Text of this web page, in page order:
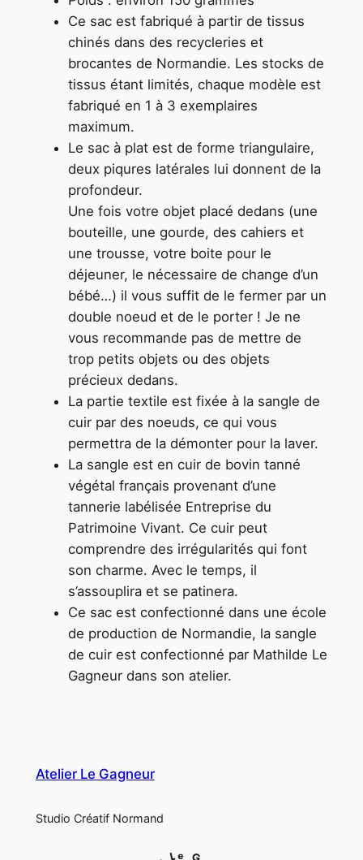
Ce sac est fabriqué à partir de tissus
chinés dans des recycleries et
brocantes de Normandie. Les stocks de
tissus étant limités, chaque modèle est
fabriqué en 1 à 3 exemplaires
maximum.
Le sac à plat est de forme triangulaire,
deux piqures latérales lui donnent de la
profondeur.
Une fois votre objet placé dedans (une
bouteille, une gourde, des cahiers et
une trousse, votre boite pour le
déjeuner, le nécessaire de change d’un
bébé…) il vous suffit de le fermer par un
double noeud et de le porter ! Je ne
vous recommande pas de mettre de
trop petits objets ou des objets
précieux dedans.
La partie textile est fixée à la sangle de
cuir par des noeuds, ce qui vous
permettra de la démonter pour la laver.
La sangle est en cuir de bovin tanné
végétal français provenant d’une
tannerie labélisée Entreprise du
Patrimoine Vivant. Ce cuir peut
comprendre des irrégularités qui font
son charme. Avec le temps, il
s’assouplira et se patinera.
Ce sac est confectionné dans une école
de production de Normandie, la sangle
de cuir est confectionné par Mathilde Le
Gagneur dans son atelier.
Atelier Le Gagneur
Studio Créatif Normand